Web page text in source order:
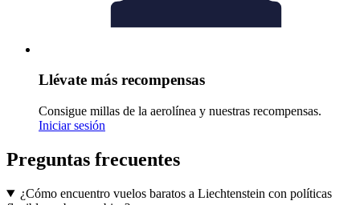
Llévate más recompensas
Consigue millas de la aerolínea y nuestras recompensas.
Iniciar sesión
Preguntas frecuentes
¿Cómo encuentro vuelos baratos a Liechtenstein con políticas